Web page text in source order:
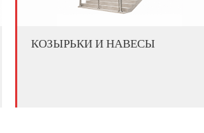
КОЗЫРЬКИ И НАВЕСЫ